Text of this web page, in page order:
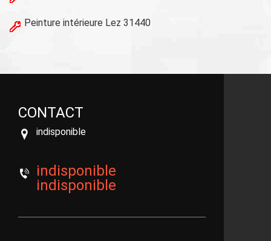
Peinture intérieure Lez 31440
CONTACT
indisponible
indisponible
indisponible